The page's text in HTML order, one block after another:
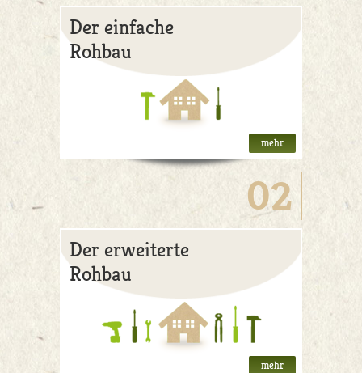
Der einfache
Rohbau
mehr
02
Der erweiterte
Rohbau
mehr